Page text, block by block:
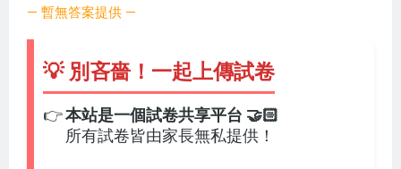
— 暫無答案提供 —
💡 別吝嗇！一起上傳試卷
本站是一個試卷共享平台 🤝🏻
👉
所有試卷皆由家長無私提供！